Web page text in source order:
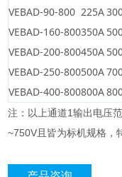
VEBAD-90-800 225A
VEBAD-160-800350A
VEBAD-200-800450A
VEBAD-250-800500A
VEBAD-400-800800A
注：以上通道1输出电压
~750V且皆为标机规格，